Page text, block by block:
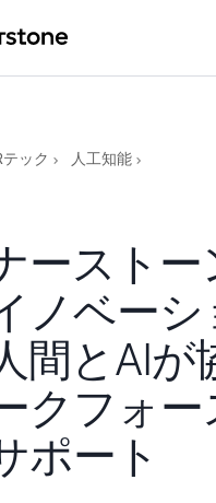
テック 人工知能
ーストー
ノベーシ
間とAIが
クフォー
ポート